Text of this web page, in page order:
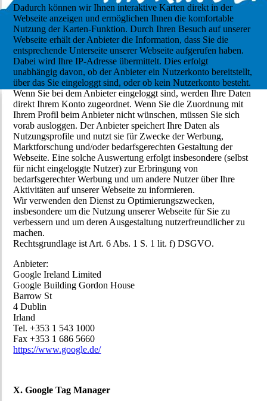
Dadurch können wir Ihnen interaktive Karten direkt in der
Webseite anzeigen und ermöglichen Ihnen die komfortable
Nutzung der Karten-Funktion. Durch Ihren Besuch auf unserer
Webseite erhält der Anbieter die Information, dass Sie die
entsprechende Unterseite unserer Webseite aufgerufen haben.
Dabei wird Ihre IP-Adresse übermittelt. Dies erfolgt
unabhängig davon, ob der Anbieter ein Nutzerkonto bereitstellt,
über das Sie eingeloggt sind, oder ob kein Nutzerkonto besteht.
Wenn Sie bei dem Anbieter eingeloggt sind, werden Ihre Daten
direkt Ihrem Konto zugeordnet. Wenn Sie die Zuordnung mit
Ihrem Profil beim Anbieter nicht wünschen, müssen Sie sich
vorab ausloggen. Der Anbieter speichert Ihre Daten als
Nutzungsprofile und nutzt sie für Zwecke der Werbung,
Marktforschung und/oder bedarfsgerechten Gestaltung der
Webseite. Eine solche Auswertung erfolgt insbesondere (selbst
für nicht eingeloggte Nutzer) zur Erbringung von
bedarfsgerechter Werbung und um andere Nutzer über Ihre
Aktivitäten auf unserer Webseite zu informieren.
Wir verwenden den Dienst zu Optimierungszwecken,
insbesondere um die Nutzung unserer Webseite für Sie zu
verbessern und um deren Ausgestaltung nutzerfreundlicher zu
machen.
Rechtsgrundlage ist Art. 6 Abs. 1 S. 1 lit. f) DSGVO.
Anbieter:
Google Ireland Limited
Google Building Gordon House
Barrow St
4 Dublin
Irland
Tel. +353 1 543 1000
Fax +353 1 686 5660
https://www.google.de/
X. Google Tag Manager